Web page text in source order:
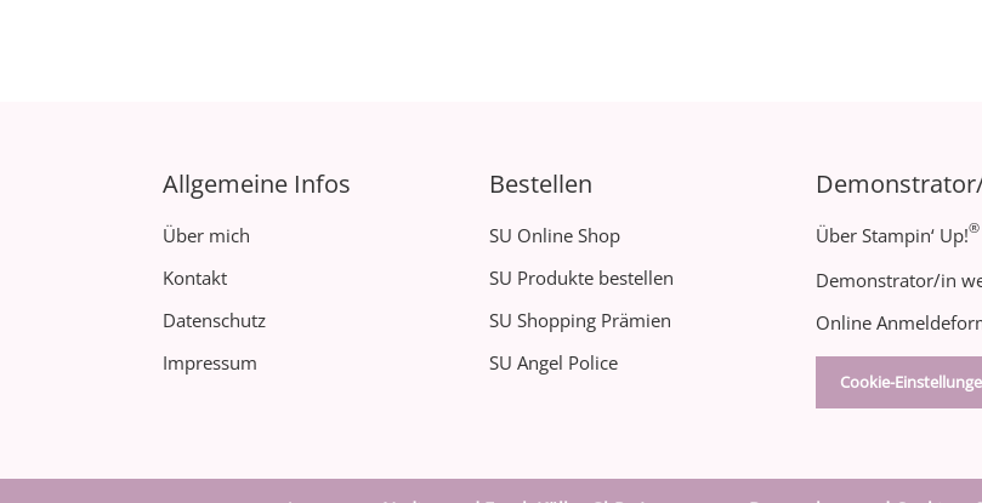
Allgemeine Infos
Über mich
Kontakt
Datenschutz
Impressum
Bestellen
SU Online Shop
SU Produkte bestellen
SU Shopping Prämien
SU Angel Police
Über Stampin‘ Up!®
Demonstrator/in
Online
Cookie-